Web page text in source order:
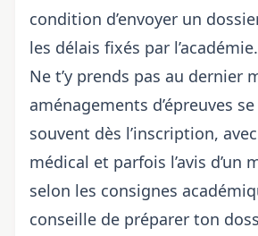
condition d’envoyer un
les délais fixés par l’académie.
Ne t’y prends pas au dernier
aménagements d’épreuves
souvent dès l’inscription,
médical et parfois l’avis d’un
selon les consignes
conseille de préparer ton